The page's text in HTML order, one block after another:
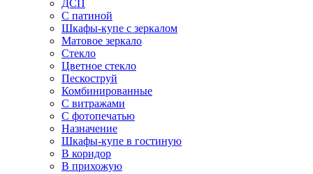
ДСП
С патиной
Шкафы-купе с зеркалом
Матовое зеркало
Стекло
Цветное стекло
Пескоструй
Комбинированные
С витражами
С фотопечатью
Назначение
Шкафы-купе в гостиную
В коридор
В прихожую